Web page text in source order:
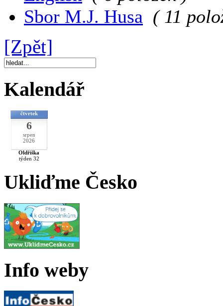
Sbor M.J. Husa ( 11
[Zpět]
Kalendář
čtvrtek
6
srpen
2026
Oldřiška
týden 32
Ukliďme Česko
Info weby